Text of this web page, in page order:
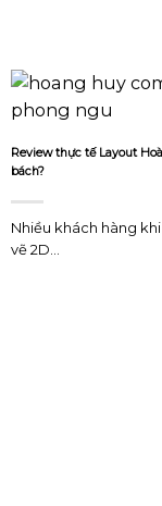
Review thực tế Layout
bách?
Nhiều khách hàng
vẽ 2D...